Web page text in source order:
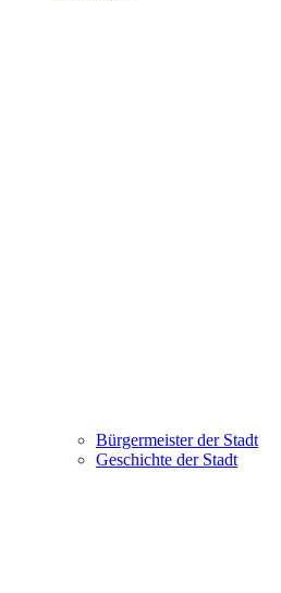
Bürgermeister der Stadt
Geschichte der Stadt